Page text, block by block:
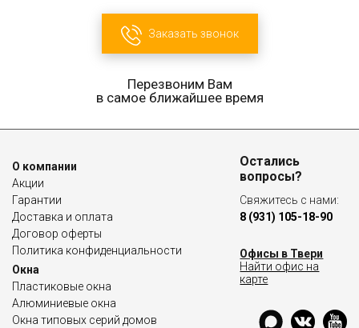
Заказать звонок
Перезвоним Вам
в самое ближайшее время
О компании
Акции
Гарантии
Доставка и оплата
Договор оферты
Политика конфиденциальности
Окна
Пластиковые окна
Алюминиевые окна
Окна типовых серий домов
Остались
вопросы?
Свяжитесь с нами:
8 (931) 105-18-90
Офисы в Твери
Найти офис на
карте